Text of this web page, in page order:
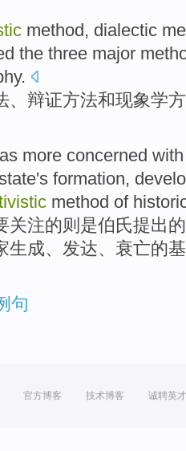
method, dialectic
the three major
.
、 辩证方法和现象学
more concerned
's formation,
method of
关注的则 是伯氏提出的
生成、 发达、衰亡的
句
官方博客 技术博客 诚聘英才